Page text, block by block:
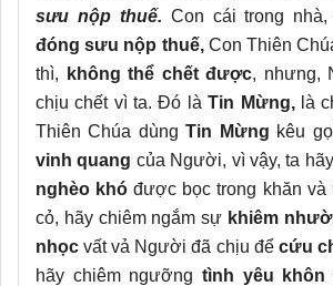
sưu nộp thuế. Con cái trong
đóng sưu nộp thuế,Con Thiên
thì,
không thể chết được, nhưng,
chịu chết vì ta. Đó làTin Mừng,là
Thiên Chúa dùngTin Mừng kêu
vinh quang của Người, vì vậy, ta
nghèo khó được bọc trong khăn và
cỏ, hãy chiêm ngắm sự khiêm
nhọc vất vả Người đã chịu để cứu
hãy chiêm ngưỡng tình yêu khôn